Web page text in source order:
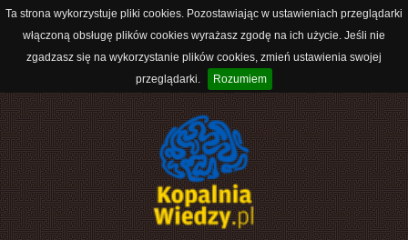
Ta strona wykorzystuje pliki cookies. Pozostawiając w ustawieniach przeglądarki
włączoną obsługę plików cookies wyrażasz zgodę na ich użycie. Jeśli nie
zgadzasz się na wykorzystanie plików cookies, zmień ustawienia swojej
przeglądarki.
Rozumiem